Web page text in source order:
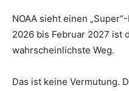
NOAA sieht einen
2026 bis Februar 2027 ist
wahrscheinlichste Weg.
Das ist keine Vermutung.